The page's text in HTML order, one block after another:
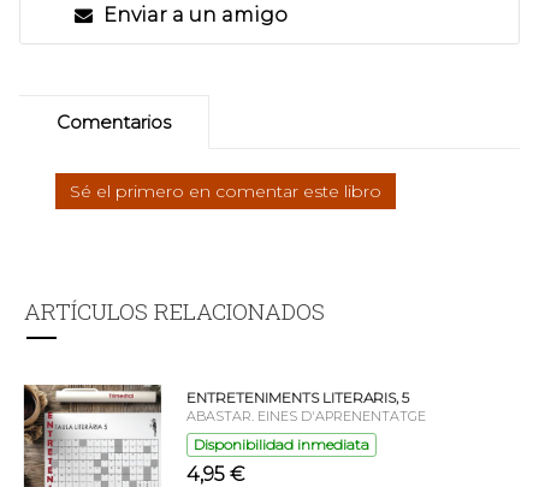
Enviar a un amigo
Comentarios
Sé el primero en comentar este libro
ARTÍCULOS RELACIONADOS
ENTRETENIMENTS LITERARIS, 5
ABASTAR. EINES D'APRENENTATGE
Disponibilidad inmediata
4,95 €